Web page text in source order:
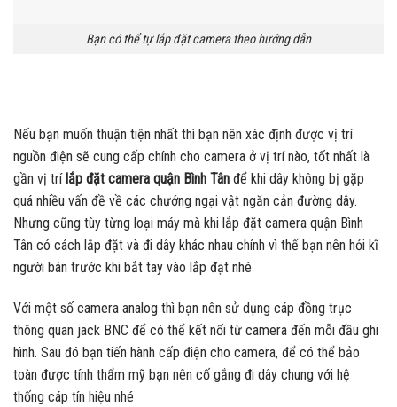
Bạn có thể tự lắp đặt camera theo hướng dẫn
Nếu bạn muốn thuận tiện nhất thì bạn nên xác định được vị trí
nguồn điện sẽ cung cấp chính cho camera ở vị trí nào, tốt nhất là
gần vị trí lắp đặt camera quận Bình Tân để khi dây không bị gặp
quá nhiều vấn đề về các chướng ngại vật ngăn cản đường dây.
Nhưng cũng tùy từng loại máy mà khi lắp đặt camera quận Bình
Tân có cách lắp đặt và đi dây khác nhau chính vì thế bạn nên hỏi kĩ
người bán trước khi bắt tay vào lắp đạt nhé
Với một số camera analog thì bạn nên sử dụng cáp đồng trục
thông quan jack BNC để có thể kết nối từ camera đến mỗi đầu ghi
hình. Sau đó bạn tiến hành cấp điện cho camera, để có thể bảo
toàn được tính thẩm mỹ bạn nên cố gắng đi dây chung với hệ
thống cáp tín hiệu nhé